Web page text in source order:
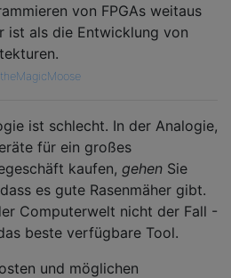
von FPGAs weitaus
ist als die Entwicklung von
ist schlecht. In der Analogie,
für ein großes
kaufen, gehen Sie
dass es gute Rasenmäher gibt.
Computerwelt nicht der Fall -
beste verfügbare Tool.
und möglichen